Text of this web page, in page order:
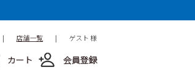
| 店舗一覧 | ゲスト 様
カート 会員登録